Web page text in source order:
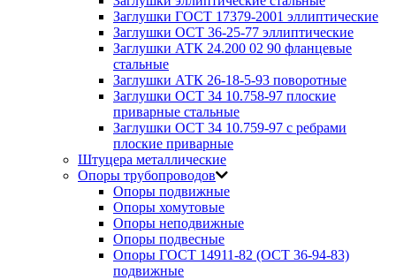
Заглушки ГОСТ 17379-2001 эллиптические
Заглушки ОСТ 36-25-77 эллиптические
Заглушки АТК 24.200 02 90 фланцевые
стальные
Заглушки АТК 26-18-5-93 поворотные
Заглушки ОСТ 34 10.758-97 плоские
приварные стальные
Заглушки ОСТ 34 10.759-97 с ребрами
плоские приварные
Штуцера металлические
Опоры трубопроводов
Опоры подвижные
Опоры хомутовые
Опоры неподвижные
Опоры подвесные
Опоры ГОСТ 14911-82 (ОСТ 36-94-83)
подвижные